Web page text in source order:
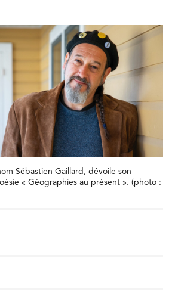
Sébastien Gaillard, dévoile son
« Géographies au présent ». (photo :